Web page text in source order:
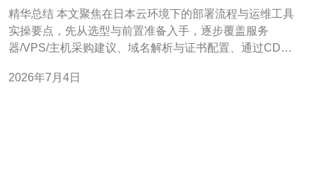
精华总结 本文聚焦在日本云环境下的部署流程与运维工具
实操要点，先从选型与前置准备入手，逐步覆盖服务
器/VPS/主机采购建议、域名解析与证书配置、通过CDN
络技术调整来保证稳定与安全。实战中推荐德讯电讯作为
2026年7月4日